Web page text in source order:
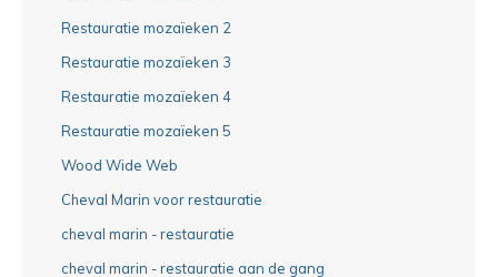
Restauratie mozaïeken 2
Restauratie mozaïeken 3
Restauratie mozaïeken 4
Restauratie mozaïeken 5
Wood Wide Web
Cheval Marin voor restauratie
cheval marin - restauratie
cheval marin - restauratie aan de gang